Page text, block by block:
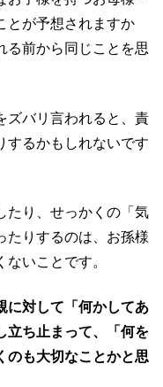
とが予想されますか
る前から同じことを思
ズバリ言われると、責
するかもしれないです
たり、せっかくの「気
たりするのは、お孫様
いことです。
に対して「何かしてあ
立ち止まって、「何を
のも大切なことかと思